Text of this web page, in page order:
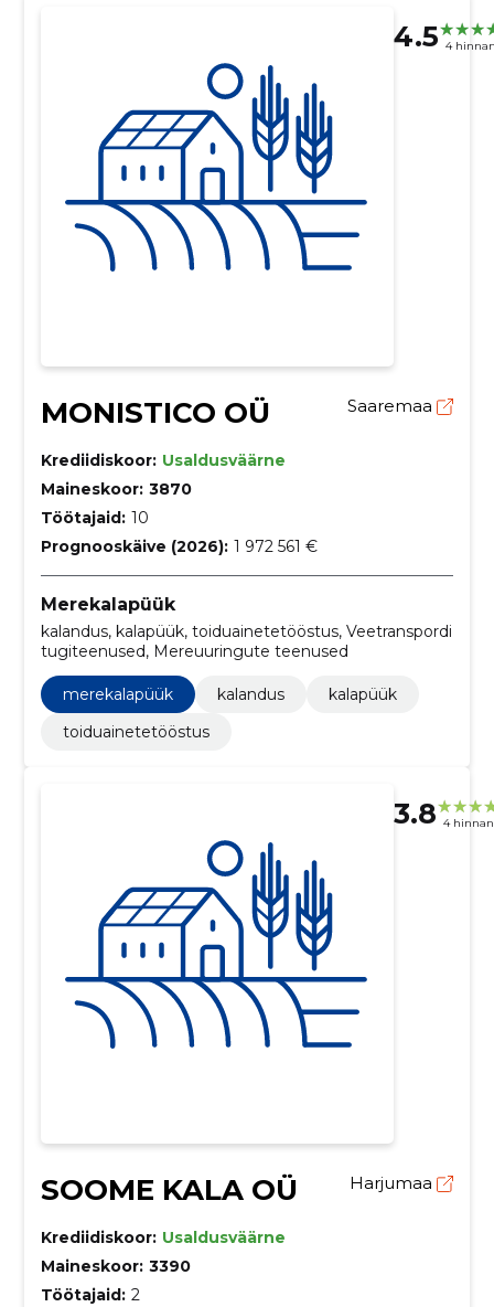
4.5 4
MONISTICO OÜ Saaremaa
Krediidiskoor: Usaldusväärne
Maineskoor: 3870
Töötajaid: 10
Prognooskäive (2026): 1 972 561 €
Merekalapüük
kalandus, kalapüük, toiduainetetööstus, Veetranspordi
tugiteenused, Mereuuringute teenused
merekalapüük kalandus
kalapüük
toiduainetetööstus
3.8 4
SOOME KALA OÜ Harjumaa
Krediidiskoor: Usaldusväärne
Maineskoor: 3390
Töötajaid: 2